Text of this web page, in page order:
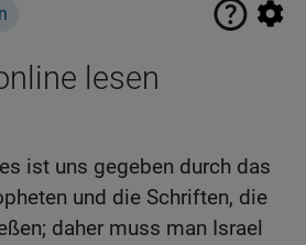
lesen
ist uns gegeben durch das
und die Schriften, die
daher muss man Israel